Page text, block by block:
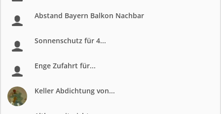
Abstand Bayern Balkon Nachbar
Sonnenschutz für 4...
Enge Zufahrt für...
Keller Abdichtung von...